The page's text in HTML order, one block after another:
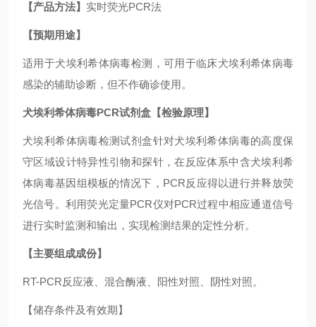
【产品方法】 实时荧光PCR法
【预期用途】
适用于犬埃利希体病毒检测，可用于临床犬埃利希体病毒
感染的辅助诊断，但不作确诊使用。
犬埃利希体病毒PCR试剂盒 【检验原理】
犬埃利希体病毒检测试剂盒针对犬埃利希体病毒的高度保
守区域设计特异性引物和探针，在反应体系中含犬埃利希
体病毒基因组模板的情况下，PCR反应得以进行并释放荧
光信号。利用荧光定量PCR仪对PCR过程中相应通道信号
进行实时监测和输出，实现检测结果的定性分析。
【主要组成成份】
RT-PCR反应液、混合酶液、阳性对照、阴性对照。
【储存条件及有效期】